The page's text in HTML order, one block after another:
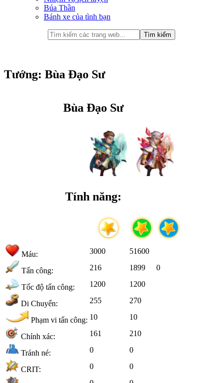
Búa Thần
Bánh xe của tình bạn
Tướng: Bùa Đạo Sư
Bùa Đạo Sư
Tính năng:
Máu: 3000 51600
Tấn công: 216 1899 0
Tốc độ tấn công: 1200 1200
Di Chuyển: 255 270
Phạm vi tấn công: 10 10
Chính xác: 161 210
Tránh né: 0 0
CRIT: 0 0